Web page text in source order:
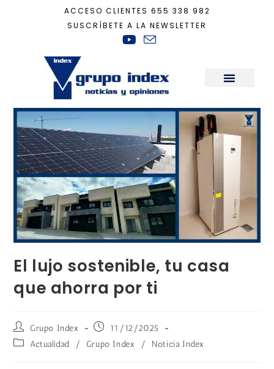
ACCESO CLIENTES 655 338 982
SUSCRÍBETE A LA NEWSLETTER
Actualidad
El lujo sostenible, tu casa
que ahorra por ti
Grupo Index
11/12/2025
Actualidad
/ Grupo Index / Noticia Index